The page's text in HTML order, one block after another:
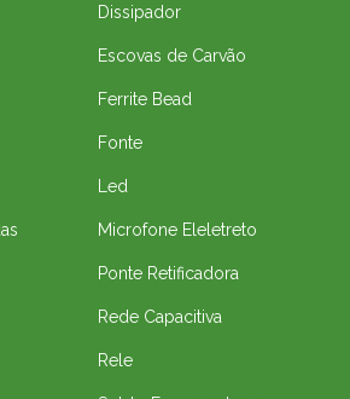
Dissipador
Escovas de Carvão
Ferrite Bead
Fonte
Led
Microfone Eleletreto
Ponte Retificadora
Rede Capacitiva
Rele